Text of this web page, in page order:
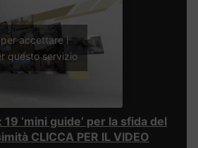
accettare i
questo servizio
‘mini guide’ per la sfida del
CLICCA PER IL VIDEO